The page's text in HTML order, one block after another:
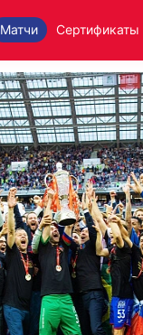
Матчи Сертификаты